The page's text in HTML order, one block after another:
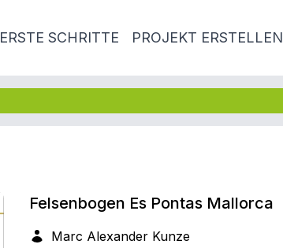
ERSTE SCHRITTE PROJEKT ERSTELLEN
Felsenbogen Es Pontas Mallorca
Marc Alexander Kunze